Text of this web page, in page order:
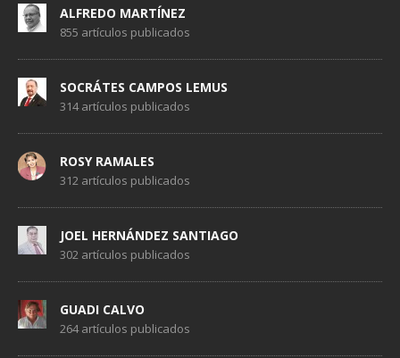
ALFREDO MARTÍNEZ
855 artículos publicados
SOCRÁTES CAMPOS LEMUS
314 artículos publicados
ROSY RAMALES
312 artículos publicados
JOEL HERNÁNDEZ SANTIAGO
302 artículos publicados
GUADI CALVO
264 artículos publicados